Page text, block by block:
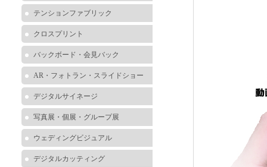
テンションファブリック
クロスプリント
バックボード・会見バック
AR・フォトラン・スライドショー
デジタルサイネージ
写真展・個展・グループ展
ウェディングビジュアル
デジタルカッティング